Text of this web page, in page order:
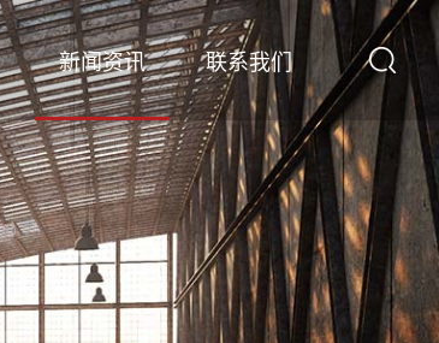
新闻资讯 联系我们